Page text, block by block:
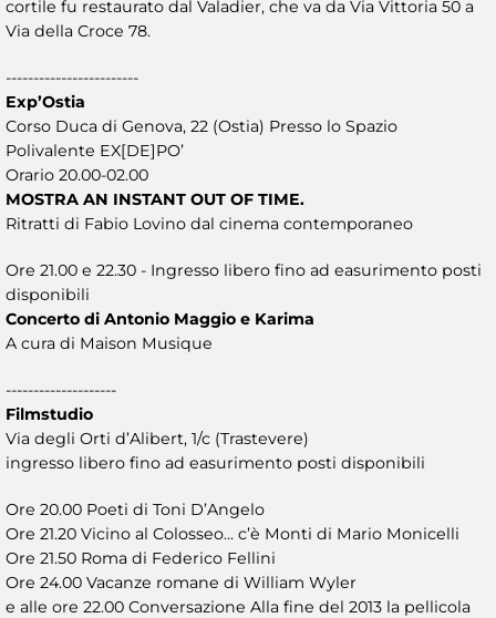
cortile fu restaurato dal Valadier, che va da Via Vittoria 50 a
Via della Croce 78.
------------------------
Exp’Ostia
Corso Duca di Genova, 22 (Ostia) Presso lo Spazio
Polivalente EX[DE]PO’
Orario 20.00-02.00
MOSTRA AN INSTANT OUT OF TIME.
Ritratti di Fabio Lovino dal cinema contemporaneo
Ore 21.00 e 22.30 - Ingresso libero fino ad easurimento posti
disponibili
Concerto di Antonio Maggio e Karima
A cura di Maison Musique
--------------------
Filmstudio
Via degli Orti d’Alibert, 1/c (Trastevere)
ingresso libero fino ad easurimento posti disponibili
Ore 20.00 Poeti di Toni D’Angelo
Ore 21.20 Vicino al Colosseo... c’è Monti di Mario Monicelli
Ore 21.50 Roma di Federico Fellini
Ore 24.00 Vacanze romane di William Wyler
e alle ore 22.00 Conversazione Alla fine del 2013 la pellicola